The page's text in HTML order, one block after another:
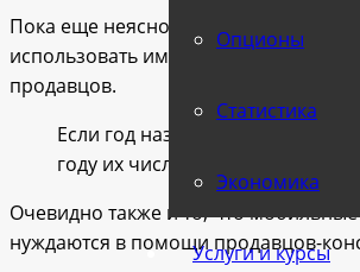
Опционы
Статистика
Экономика
Услуги и курсы
Пока еще неясно, какое число
использовать имеющуюся
продавцов.
Если год назад число
году их число увеличилось в 50
Очевидно также и то, что
нуждаются в помощи продавцов-